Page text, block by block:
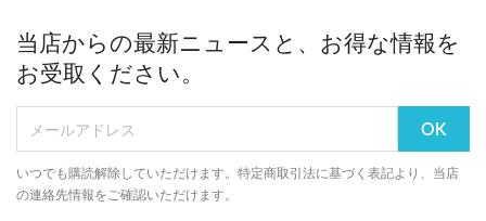
当店からの最新ニュースと、お得な情報を
お受取ください。
いつでも購読解除していただけます。特定商取引法に基づく表記より、当店
の連絡先情報をご確認いただけます。